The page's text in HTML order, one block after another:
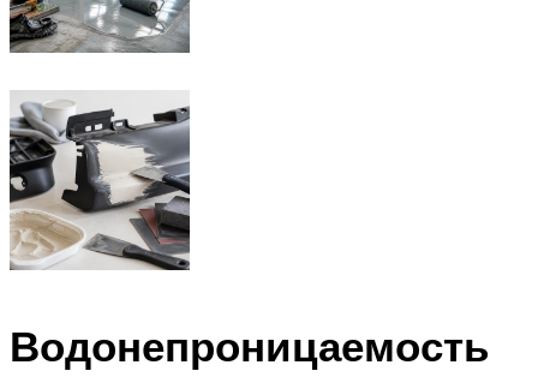
Водонепроницаемость